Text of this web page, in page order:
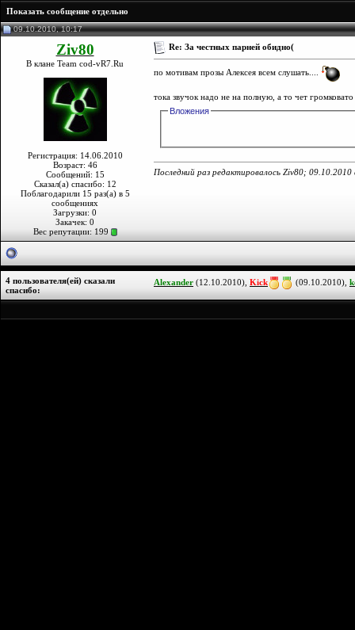
Показать сообщение отдельно
09.10.2010, 10:17
Ziv80
В клане Team cod-vR7.Ru
Регистрация: 14.06.2010
Возраст: 46
Сообщений: 15
Сказал(а) спасибо: 12
Поблагодарили 15 раз(а) в 5
сообщениях
Загрузки: 0
Закачек: 0
Вес репутации: 199
Re: За честных парней обидно(
по мотивам прозы Алексея всем слушать....
тока звучок надо не на полную, а то чет громковато
Вложения
Последний раз редактировалось Ziv80; 09.10.2010
4 пользователя(ей) сказали
cпасибо:
Alexander (12.10.2010), Kick (09.10.2010),